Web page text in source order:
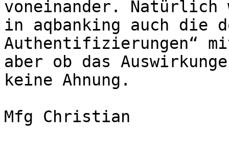
voneinander. Natürlich
in aqbanking auch die
Authentifizierungen“
aber ob das
keine Ahnung.
Mfg Christian